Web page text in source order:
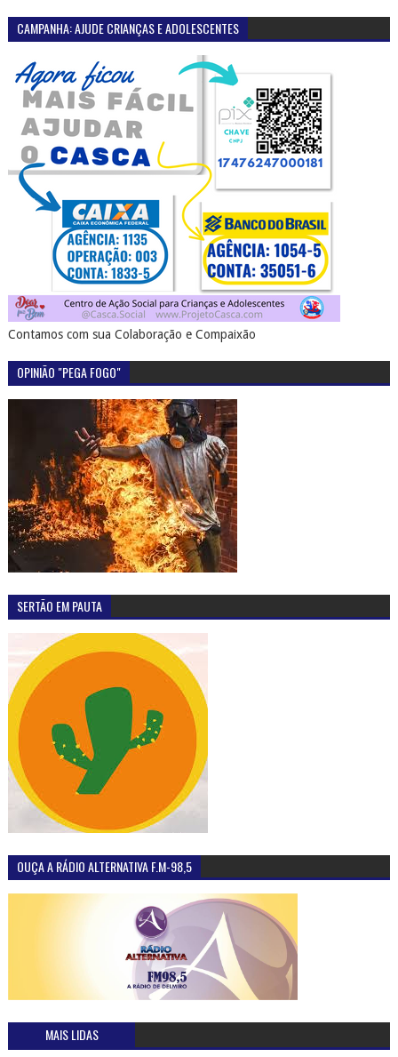
CAMPANHA: AJUDE CRIANÇAS E ADOLESCENTES
Contamos com sua Colaboração e Compaixão
OPINIÃO "PEGA FOGO"
SERTÃO EM PAUTA
OUÇA A RÁDIO ALTERNATIVA F.M-98,5
MAIS LIDAS